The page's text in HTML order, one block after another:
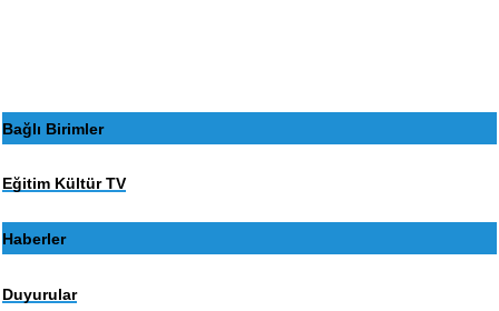
Bağlı Birimler
Eğitim Kültür TV
Haberler
Duyurular